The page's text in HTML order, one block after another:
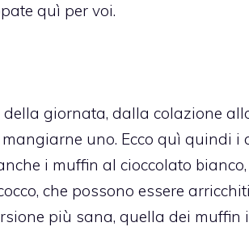
quì per voi.
giornata, dalla colazione
uno. Ecco quì quindi i
i muffin al cioccolato bianco
che possono essere arricchiti
più sana, quella dei muffin